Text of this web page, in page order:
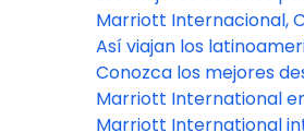
América Latina
en 2026
Marriott Internacional,
Latinoamérica anuncia
sus propiedades
la Guía Michelin Key
Así viajan los
Experiencias únicas y
digital
Conozca los mejores
para turismo bleisure en
Latinoamérica
Marriott International
destaca el
Marriott International